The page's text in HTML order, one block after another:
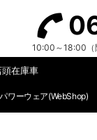
10:00～18:00（
頭在庫車
ワーウェア(WebShop)